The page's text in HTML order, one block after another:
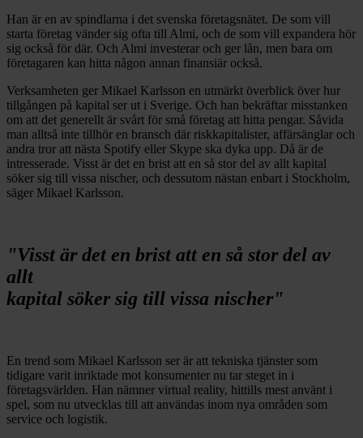
Han är en av spindlarna i det svenska företagsnätet. De som vill
starta företag vänder sig ofta till Almi, och de som vill expandera hör
sig också för där. Och Almi investerar och ger lån, men bara om
företagaren kan hitta någon annan finansiär också.
Verksamheten ger Mikael Karlsson en utmärkt överblick över hur
tillgången på kapital ser ut i Sverige. Och han bekräftar misstanken
om att det generellt är svårt för små företag att hitta pengar. Såvida
man alltså inte tillhör en bransch där riskkapitalister, affärsänglar och
andra tror att nästa Spotify eller Skype ska dyka upp. Då är de
intresserade. Visst är det en brist att en så stor del av allt kapital
söker sig till vissa nischer, och dessutom nästan enbart i Stockholm,
säger Mikael Karlsson.
"Visst är det en brist att en så stor del av
allt
kapital söker sig till vissa nischer"
En trend som Mikael Karlsson ser är att tekniska tjänster som
tidigare varit inriktade mot konsumenter nu tar steget in i
företagsvärlden. Han nämner virtual reality, hittills mest använt i
spel, som nu utvecklas till att användas inom nya områden som
service och logistik.